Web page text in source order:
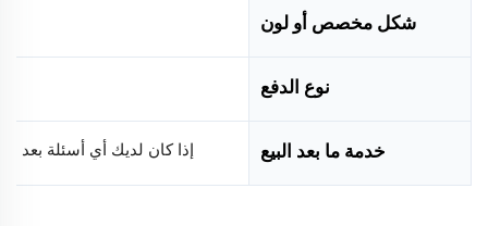
شكل مخصص أو لون
نوع الدفع
خدمة ما بعد البيع إذا كان لديك أي أسئلة بعد